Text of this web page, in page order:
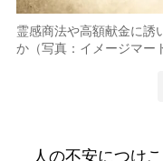
霊感商法や高額献金に誘
か（写真：イメージマー
人の不安につけ